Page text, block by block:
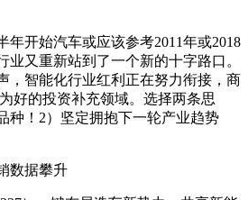
年开始汽车或应该参考2011年或2018
业又重新站到了一个新的十字路口。
，智能化行业红利正在努力衔接，商
好的投资补充领域。选择两条思
种！2）坚定拥抱下一轮产业趋势